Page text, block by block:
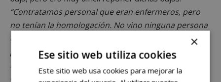
“Contratamos personal que eran enfermeros, pero
no tenían la homologación. No vino ninguna persona
externa de la Consejería, siempre llegó personal
propio de nuestra empresa. Nadie preguntó si
necesitabamos ayuda”.
Sánchez contó que
“Ni nos
ofrecieron la posibilidad de derivarlos a Ifema o
×
Ese sitio web utiliza cookies
Este sitio web usa cookies para mejorar la